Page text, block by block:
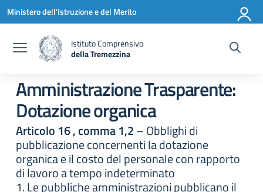
Vai ai contenuti
Vai al menu di navigazione
Vai al footer
Ministero dell'Istruzione e del Merito
Istituto Comprensivo
della Tremezzina
Amministrazione Trasparente:
Dotazione organica
Articolo 16 , comma 1,2– Obblighi di
pubblicazione concernenti la dotazione
organica e il costo del personale con rapporto
di lavoro a tempo indeterminato
1. Le pubbliche amministrazioni pubblicano il